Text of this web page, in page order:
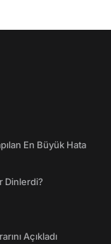
En Büyük Hata
Dinlerdi?
Açıkladı